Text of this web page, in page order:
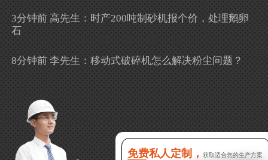
3分钟前 高先生：时产200吨制砂机报个价，处理鹅卵
石
8分钟前 李先生：移动式破碎机怎么解决粉尘问题？
吗？
16分钟前 程先生：破碎生产线出个方案及报价，有什
么售后服务？
免费私人定制， 获取适合您的生产方案